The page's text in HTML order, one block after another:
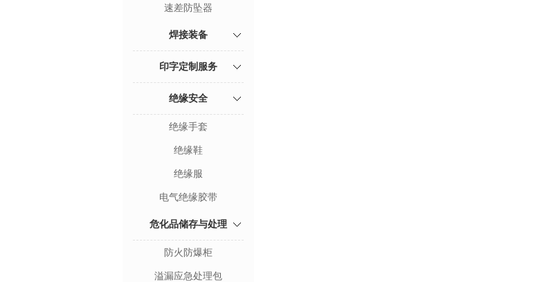
速差防坠器
焊接装备
印字定制服务
绝缘安全
绝缘手套
绝缘鞋
绝缘服
电气绝缘胶带
危化品储存与处理
防火防爆柜
溢漏应急处理包